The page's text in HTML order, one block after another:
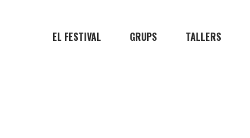
EL FESTIVAL GRUPS TALLERS